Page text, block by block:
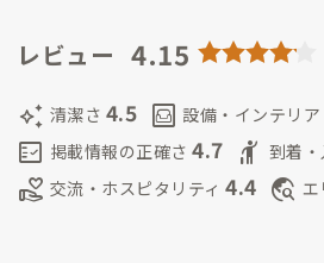
レビュー 4.15
auto_awesome 清潔さ 4.5 living 設備・インテリア
fact_check 掲載情報の正確さ 4.7 hail 到着
volunteer_activism 交流・ホスピタリティ 4.4 travel_explore エ